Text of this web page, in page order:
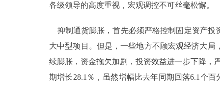
各级领导的高度重视，宏观调控不可丝毫松懈。
抑制通货膨胀，首先必须严格控制固定资产投
大中型项目。但是，一些地方不顾宏观经济大
续膨胀，资金拖欠加剧，投资效益进一步下降，
期增长28.1％，虽然增幅比去年同期回落6.1个